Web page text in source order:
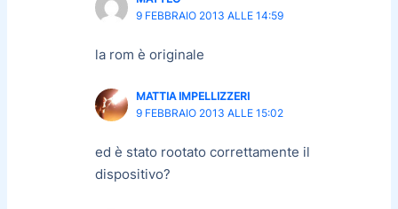
9 FEBBRAIO 2013 ALLE 14:59
la rom è originale
MATTIA IMPELLIZZERI
9 FEBBRAIO 2013 ALLE 15:02
ed è stato rootato correttamente il
dispositivo?